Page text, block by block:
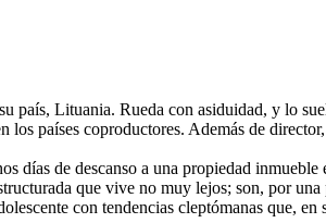
país, Lituania. Rueda con asiduidad, y lo
países coproductores. Además de
días de descanso a una propiedad
que vive no muy lejos; son, por
con tendencias cleptómanas que,